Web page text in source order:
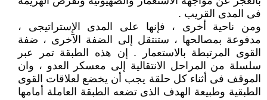
فى المدى القريب .
ومن ناحية أخرى ، فإنها على المدى الإستراتيجى ،
مدفوعة بمصالحها ، ستنتقل إلى الضفة الآخرى ، ضفة
القوى المرتبطة بالاستعمار . إن هذه الطبقة تمر عبر
سلسلة من المراحل الانتقالية إلى معسكر العدو ، وان
الموقف فى أثناء كل حلقة يجب أن يخضع لعلاقات القوى
الطبقية وطبيعة الهدف الذى تضعه الطبقة العاملة أمامها